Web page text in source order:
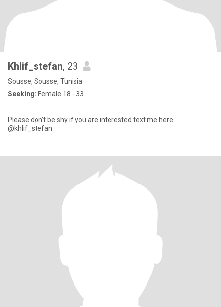
Khlif_stefan, 23
Sousse, Sousse, Tunisia
Seeking: Female 18 - 33
Please don't be shy if you are interested text me here
@khlif_stefan